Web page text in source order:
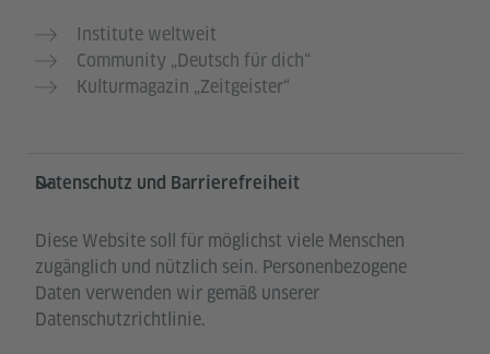
Institute weltweit
Community „Deutsch für dich“
Kulturmagazin „Zeitgeister“
Datenschutz und Barrierefreiheit
Diese Website soll für möglichst viele Menschen
zugänglich und nützlich sein. Personenbezogene
Daten verwenden wir gemäß unserer
Datenschutzrichtlinie.